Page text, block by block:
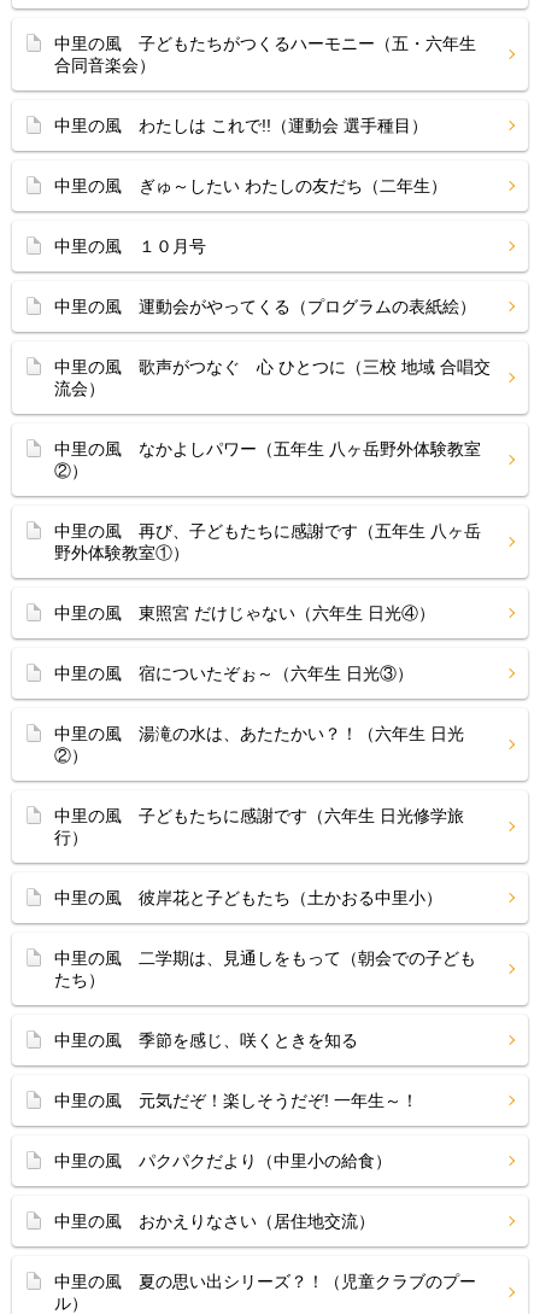
中里の風 子どもたちがつくるハーモニー（五・六年生
合同音楽会）
中里の風 わたしは これで!!（運動会 選手種目）
中里の風 ぎゅ～したい わたしの友だち（二年生）
中里の風 １０月号
中里の風 運動会がやってくる（プログラムの表紙絵）
中里の風 歌声がつなぐ 心 ひとつに（三校 地域 合唱交
流会）
中里の風 なかよしパワー（五年生 八ヶ岳野外体験教室
②）
中里の風 再び、子どもたちに感謝です（五年生 八ヶ岳
野外体験教室①）
中里の風 東照宮 だけじゃない（六年生 日光④）
中里の風 宿についたぞぉ～（六年生 日光③）
中里の風 湯滝の水は、あたたかい？！（六年生 日光
②）
中里の風 子どもたちに感謝です（六年生 日光修学旅
行）
中里の風 彼岸花と子どもたち（土かおる中里小）
中里の風 二学期は、見通しをもって（朝会での子ども
たち）
中里の風 季節を感じ、咲くときを知る
中里の風 元気だぞ！楽しそうだぞ! 一年生～！
中里の風 パクパクだより（中里小の給食）
中里の風 おかえりなさい（居住地交流）
中里の風 夏の思い出シリーズ？！（児童クラブのプー
ル）